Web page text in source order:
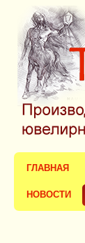
ГЛАВНАЯ
НОВОСТИ